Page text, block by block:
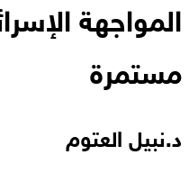
المواجهة
مستمرة
د.نبيل العتوم